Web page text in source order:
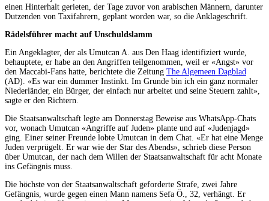
einen Hinterhalt gerieten, der Tage zuvor von arabischen Männern, darunter
Dutzenden von Taxifahrern, geplant worden war, so die Anklageschrift.
Rädelsführer macht auf Unschuldslamm
Ein Angeklagter, der als Umutcan A. aus Den Haag identifiziert wurde,
behauptete, er habe an den Angriffen teilgenommen, weil er «Angst» vor
den Maccabi-Fans hatte, berichtete die Zeitung The Algemeen Dagblad
(AD). «Es war ein dummer Instinkt. Im Grunde bin ich ein ganz normaler
Niederländer, ein Bürger, der einfach nur arbeitet und seine Steuern zahlt»,
sagte er den Richtern.
Die Staatsanwaltschaft legte am Donnerstag Beweise aus WhatsApp-Chats
vor, wonach Umutcan «Angriffe auf Juden» plante und auf «Judenjagd»
ging. Einer seiner Freunde lobte Umutcan in dem Chat. «Er hat eine Menge
Juden verprügelt. Er war wie der Star des Abends», schrieb diese Person
über Umutcan, der nach dem Willen der Staatsanwaltschaft für acht Monate
ins Gefängnis muss.
Die höchste von der Staatsanwaltschaft geforderte Strafe, zwei Jahre
Gefängnis, wurde gegen einen Mann namens Sefa Ö., 32, verhängt. Er